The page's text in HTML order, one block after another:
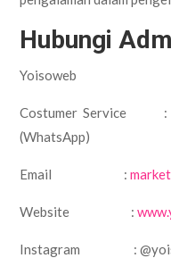
Hubungi
Yoisoweb
Costumer Service :
(WhatsApp)
Email :
Website :
Instagram :